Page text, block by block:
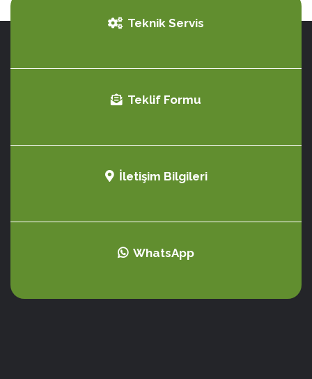
Teknik Servis
Teklif Formu
İletişim Bilgileri
WhatsApp